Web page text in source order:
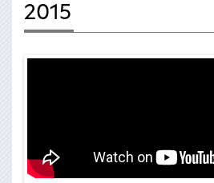
aquí
2015